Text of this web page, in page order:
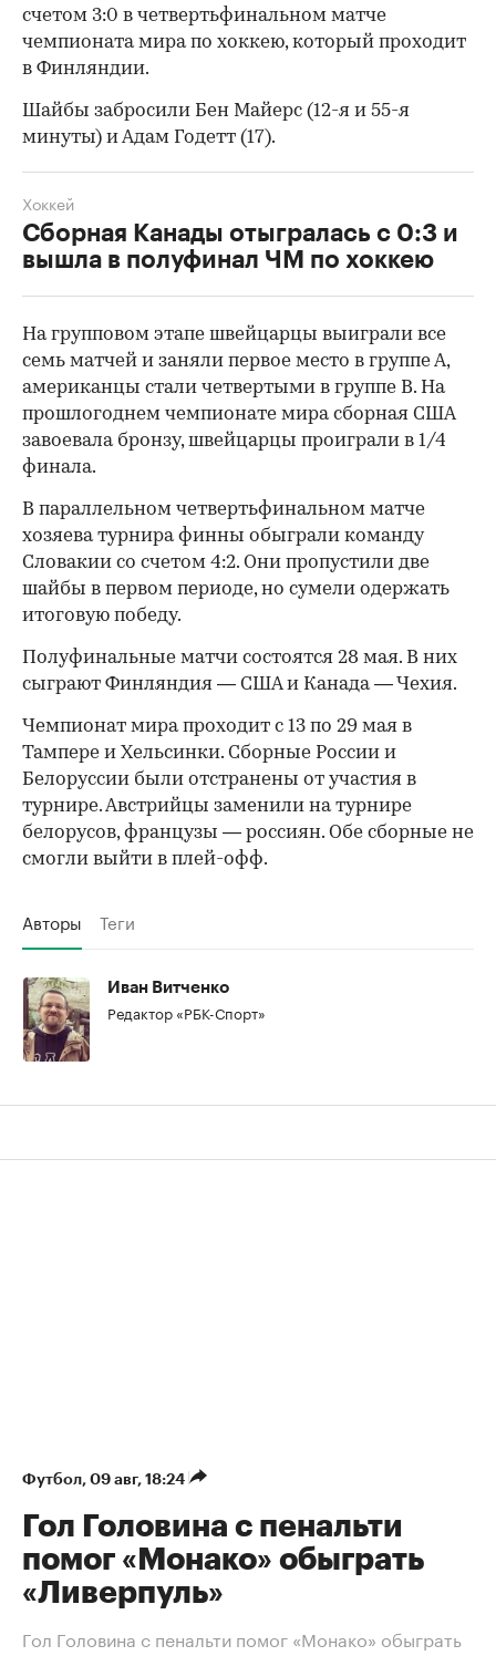
счетом 3:0 в четвертьфинальном матче
чемпионата мира по хоккею, который проходит
в Финляндии.
Шайбы забросили Бен Майерс (12-я и 55-я
минуты) и Адам Годетт (17).
Сборная Канады отыгралась с 0:3 и
вышла в полуфинал ЧМ по хоккею
Хоккей
00:00 /
На групповом этапе швейцарцы выиграли все
семь матчей и заняли первое место в группе А,
американцы стали четвертыми в группе В. На
прошлогоднем чемпионате мира сборная США
завоевала бронзу, швейцарцы проиграли в 1/4
финала.
В параллельном четвертьфинальном матче
хозяева турнира финны обыграли команду
Словакии со счетом 4:2. Они пропустили две
шайбы в первом периоде, но сумели одержать
итоговую победу.
Полуфинальные матчи состоятся 28 мая. В них
сыграют Финляндия — США и Канада — Чехия.
Чемпионат мира проходит с 13 по 29 мая в
Тампере и Хельсинки. Сборные России и
Белоруссии были отстранены от участия в
турнире. Австрийцы заменили на турнире
белорусов, французы — россиян. Обе сборные не
смогли выйти в плей-офф.
Авторы Теги
Иван Витченко
Редактор «РБК-Спорт»
Футбол 09 авг, 18:24
Гол Головина с пенальти
помог «Монако» обыграть
«Ливерпуль»
Гол Головина с пенальти помог «Монако» обыграть